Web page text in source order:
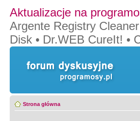
Aktualizacje na
Argente Registry Cleaner
Disk • Dr.WEB CureIt! •
Strona główna